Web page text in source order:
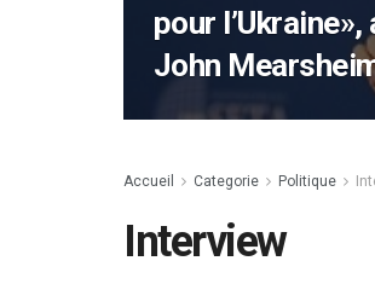
pour
John
Accueil Categorie Politique
Interview